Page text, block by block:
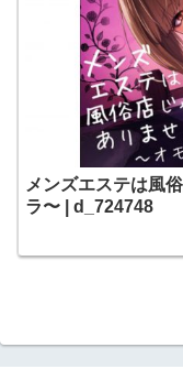
メンズエステは風
ラ〜 | d_724748